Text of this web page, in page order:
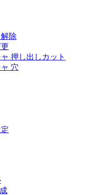
除
押し出しカット
穴